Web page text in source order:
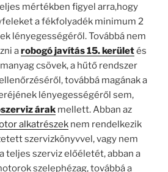
mértékben figyel arra,hogy
a fékfolyadék minimum 2
lényegességéről. Továbbá nem
arobogó javítás 15. kerületés
csövek, a hűtő rendszer
továbbá magának a
lényegességéről sem,
árakmellett. Abban az
alkatrészek nem rendelkezik
szervizkönyvvel, vagy nem
teljes szerviz előéletét, abban a
szelephézag, továbbá a